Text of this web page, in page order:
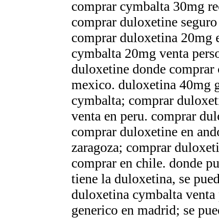
comprar cymbalta 30mg
comprar duloxetine seguro
comprar duloxetina 20mg
cymbalta 20mg venta
duloxetine donde comprar
mexico. duloxetina 40mg
cymbalta; comprar
venta en peru. comprar
comprar duloxetine en
zaragoza; comprar
comprar en chile. donde
tiene la duloxetina, se
duloxetina cymbalta
generico en madrid; se